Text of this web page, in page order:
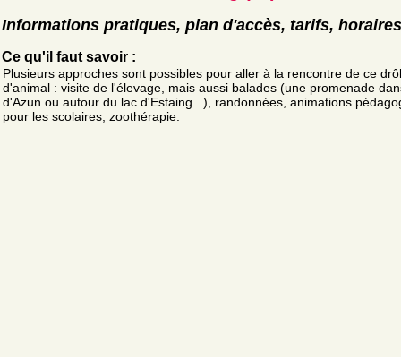
Informations pratiques, plan d'accès, tarifs, horaires
Ce qu'il faut savoir :
Plusieurs approches sont possibles pour aller à la rencontre de ce
d'animal : visite de l'élevage, mais aussi balades (une promenade
d'Azun ou autour du lac d'Estaing...), randonnées, animations
pour les scolaires, zoothérapie.